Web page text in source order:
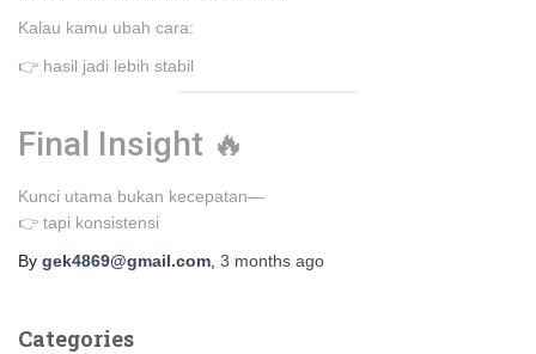
Kalau kamu ubah cara:
👉 hasil jadi lebih stabil
Final Insight 🔥
Kunci utama bukan kecepatan—
👉 tapi konsistensi
By gek4869@gmail.com 3 months ago
Categories